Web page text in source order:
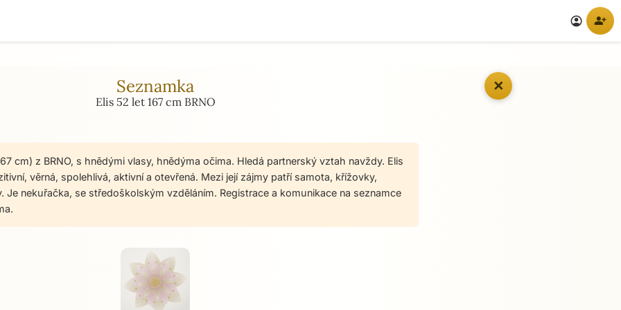
account_circle person_add
✕
Seznamka
Elis 52 let 167 cm BRNO
cm) z BRNO, s hnědými vlasy, hnědýma očima. Hledá partnerský vztah navždy. Elis
věrná, spolehlivá, aktivní a otevřená. Mezi její zájmy patří samota, křížovky,
Je nekuřačka, se středoškolským vzděláním. Registrace a komunikace na seznamce